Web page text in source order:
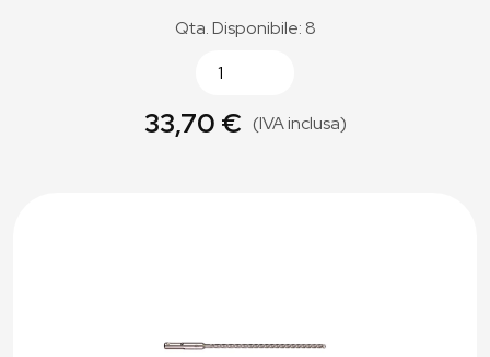
Qta. Disponibile: 8
33,70 € (IVA inclusa)